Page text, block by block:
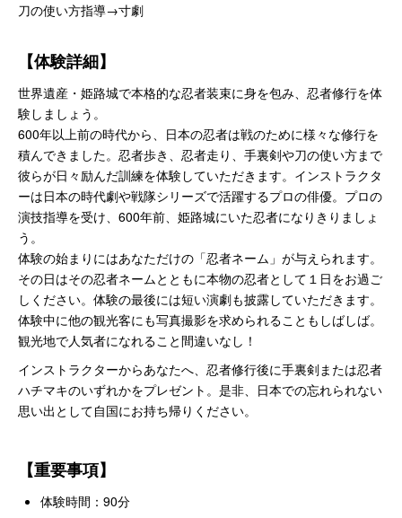
刀の使い方指導→寸劇
【体験詳細】
世界遺産・姫路城で本格的な忍者装束に身を包み、忍者修行を体
験しましょう。
600年以上前の時代から、日本の忍者は戦のために様々な修行を
積んできました。忍者歩き、忍者走り、手裏剣や刀の使い方まで
彼らが日々励んだ訓練を体験していただきます。インストラクタ
ーは日本の時代劇や戦隊シリーズで活躍するプロの俳優。プロの
演技指導を受け、600年前、姫路城にいた忍者になりきりましょ
う。
体験の始まりにはあなただけの「忍者ネーム」が与えられます。
その日はその忍者ネームとともに本物の忍者として１日をお過ご
しください。体験の最後には短い演劇も披露していただきます。
体験中に他の観光客にも写真撮影を求められることもしばしば。
観光地で人気者になれること間違いなし！
インストラクターからあなたへ、忍者修行後に手裏剣または忍者
ハチマキのいずれかをプレゼント。是非、日本での忘れられない
思い出として自国にお持ち帰りください。
【重要事項】
体験時間：90分